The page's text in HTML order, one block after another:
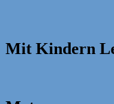
Mit Kindern